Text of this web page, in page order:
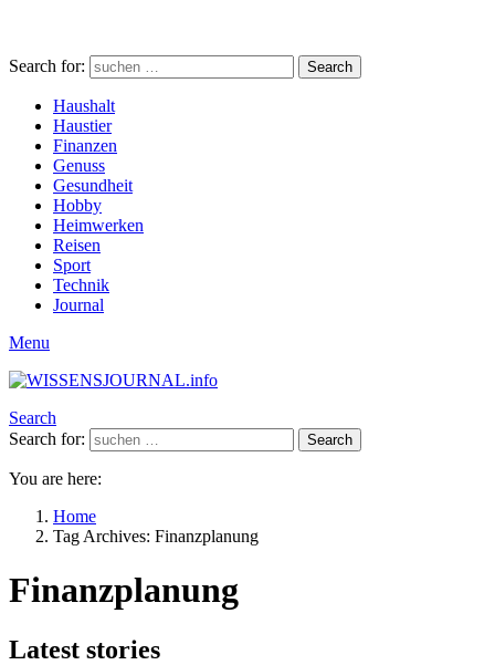
Search for: Search
Haushalt
Haustier
Finanzen
Genuss
Gesundheit
Hobby
Heimwerken
Reisen
Sport
Technik
Journal
Menu
Search
Search for:
Search
You are here:
Home
Tag Archives: Finanzplanung
Finanzplanung
Latest stories